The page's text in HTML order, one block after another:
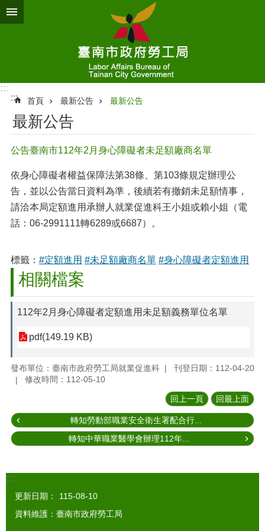
跳到主要內容區塊
:::
:::
首頁 最新公告 最新公告
最新公告
公告臺南市112年2月身心障礙者未足額廠商名單
依身心障礙者權益保障法第38條、第103條規定辦理公
告，並以公告當日資料為準，後續若有撤銷未足額情事，
請洽本局定額進用承辦人就業促進科王小姐或賴小姐（電
話：06-2991111轉6289或6687）。
標籤： #定額進用 #未足額廠商名單 #身心障礙者定額進用
相關檔案
112年2月身心障礙者定額進用未足額義務單位名單
pdf(149.19 KB)
發布單位：臺南市政府勞工局就業促進科
刊登日期：112-04-20
修改時間：112-05-10
回上一頁 回最上面
轉知勞動部職業安全衛生署配合行...
轉知中華職業醫學會辦理112年...
:::
更新日期：
115-08-10
資料維護：臺南市政府勞工局